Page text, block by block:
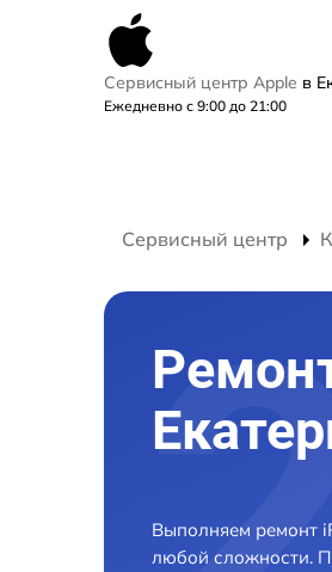
Сервисный центр Apple в
Ежедневно с 9:00 до 21:00
Сервисный центр
Выполняем ремонт
любой сложности.